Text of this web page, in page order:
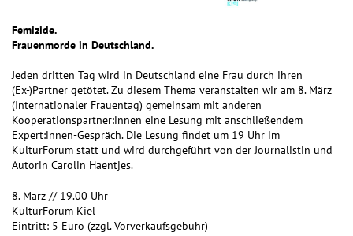
Femizide.
Frauenmorde in Deutschland.
Jeden dritten Tag wird in Deutschland eine Frau durch ihren
(Ex-)Partner getötet. Zu diesem Thema veranstalten wir am 8. März
(Internationaler Frauentag) gemeinsam mit anderen
Kooperationspartner:innen eine Lesung mit anschließendem
Expert:innen-Gespräch. Die Lesung findet um 19 Uhr im
KulturForum statt und wird durchgeführt von der Journalistin und
Autorin Carolin Haentjes.
8. März // 19.00 Uhr
KulturForum Kiel
Eintritt: 5 Euro (zzgl. Vorverkaufsgebühr)